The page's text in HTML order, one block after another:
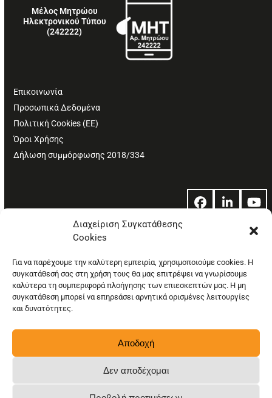
Διαχείριση Συγκατάθεσης
Cookies
Για να παρέχουμε την καλύτερη εμπειρία, χρησιμοποιούμε cookies. Η
συγκατάθεσή σας στη χρήση τους θα μας επιτρέψει να γνωρίσουμε
καλύτερα τη συμπεριφορά πλοήγησης των επιεσκεπτών μας. Η μη
συγκατάθεση μπορεί να επηρεάσει αρνητικά ορισμένες λειτουργίες
και δυνατότητες.
Αποδοχή
Δεν αποδέχομαι
Μέλος Μητρώου
Ηλεκτρονικού Τύπου
(242222)
Επικοινωνία
Προσωπικά Δεδομένα
Πολιτική Cookies (ΕΕ)
Όροι Χρήσης
Δήλωση συμμόρφωσης 2018/334
Facebook
LinkedIn
© Copyright: Ethos Media S.A.